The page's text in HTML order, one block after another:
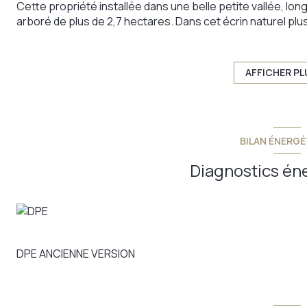
Cette propriété installée dans une belle petite vallée,
arboré de plus de 2,7 hectares. Dans cet écrin naturel
son caractère d'autrefois, a fait place au confort
Cette propriété plaira aux amateurs d'authenticité de
AFFICHER
BILAN
Diagnostics
DPE ANCIENNE VERSION